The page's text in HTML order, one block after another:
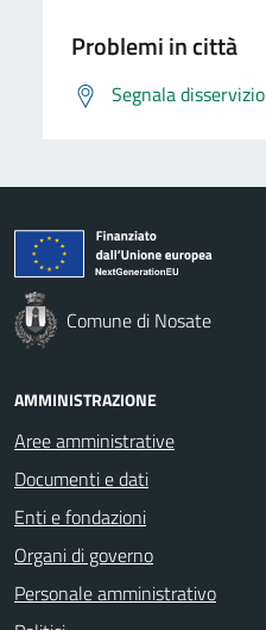
Problemi in città
Segnala disservizio
Comune di Nosate
AMMINISTRAZIONE
Aree amministrative
Documenti e dati
Enti e fondazioni
Organi di governo
Personale amministrativo